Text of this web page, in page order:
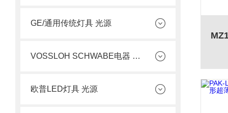
GE/通用传统灯具 光源
VOSSLOH SCHWABE电器 光源
欧普LED灯具 光源